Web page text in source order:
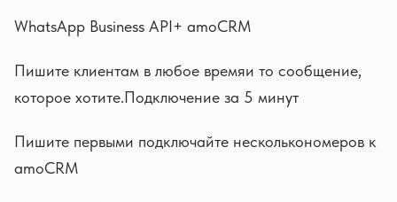
WhatsApp Business API+ amoCRM
Пишите клиентам в любое времяи то сообщение,
которое хотите.Подключение за 5 минут
Пишите первыми подключайте несколькономеров к
amoCRM